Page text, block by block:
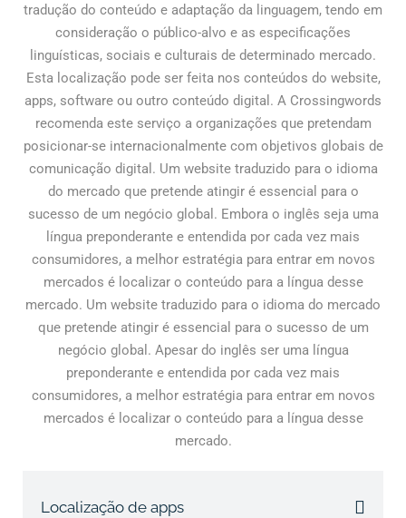
tradução do conteúdo e adaptação da linguagem, tendo em
consideração o público-alvo e as especificações
linguísticas, sociais e culturais de determinado mercado.
Esta localização pode ser feita nos conteúdos do website,
apps, software ou outro conteúdo digital. A Crossingwords
recomenda este serviço a organizações que pretendam
posicionar-se internacionalmente com objetivos globais de
comunicação digital. Um website traduzido para o idioma
do mercado que pretende atingir é essencial para o
sucesso de um negócio global. Embora o inglês seja uma
língua preponderante e entendida por cada vez mais
consumidores, a melhor estratégia para entrar em novos
mercados é localizar o conteúdo para a língua desse
mercado. Um website traduzido para o idioma do mercado
que pretende atingir é essencial para o sucesso de um
negócio global. Apesar do inglês ser uma língua
preponderante e entendida por cada vez mais
consumidores, a melhor estratégia para entrar em novos
mercados é localizar o conteúdo para a língua desse
mercado.
Localização de apps